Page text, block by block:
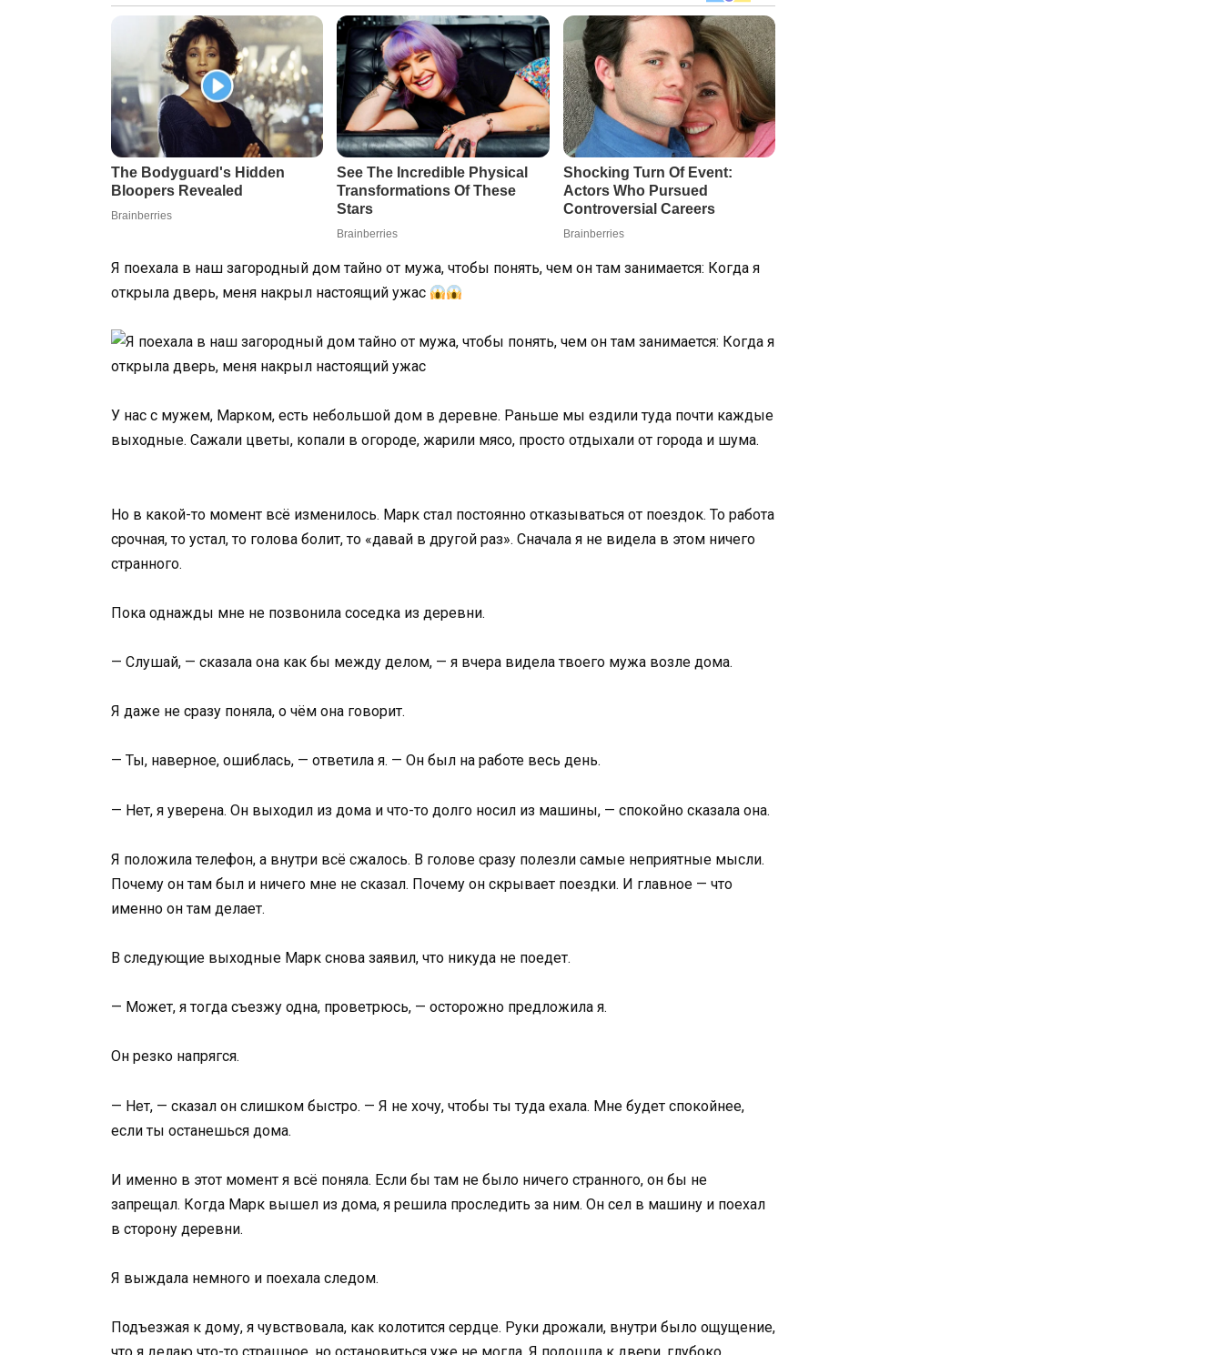
Я поехала в наш загородный дом тайно от мужа, чтобы понять, чем он там занимается: Когда я
открыла дверь, меня накрыл настоящий ужас
У нас с мужем, Марком, есть небольшой дом в деревне. Раньше мы ездили туда почти каждые
выходные. Сажали цветы, копали в огороде, жарили мясо, просто отдыхали от города и шума.
Но в какой-то момент всё изменилось. Марк стал постоянно отказываться от поездок. То работа
срочная, то устал, то голова болит, то «давай в другой раз». Сначала я не видела в этом ничего
странного.
Пока однажды мне не позвонила соседка из деревни.
— Слушай, — сказала она как бы между делом, — я вчера видела твоего мужа возле дома.
Я даже не сразу поняла, о чём она говорит.
— Ты, наверное, ошиблась, — ответила я. — Он был на работе весь день.
— Нет, я уверена. Он выходил из дома и что-то долго носил из машины, — спокойно сказала она.
Я положила телефон, а внутри всё сжалось. В голове сразу полезли самые неприятные мысли.
Почему он там был и ничего мне не сказал. Почему он скрывает поездки. И главное — что
именно он там делает.
В следующие выходные Марк снова заявил, что никуда не поедет.
— Может, я тогда съезжу одна, проветрюсь, — осторожно предложила я.
Он резко напрягся.
— Нет, — сказал он слишком быстро. — Я не хочу, чтобы ты туда ехала. Мне будет спокойнее,
если ты останешься дома.
И именно в этот момент я всё поняла. Если бы там не было ничего странного, он бы не
запрещал. Когда Марк вышел из дома, я решила проследить за ним. Он сел в машину и поехал
в сторону деревни.
Я выждала немного и поехала следом.
Подъезжая к дому, я чувствовала, как колотится сердце. Руки дрожали, внутри было ощущение,